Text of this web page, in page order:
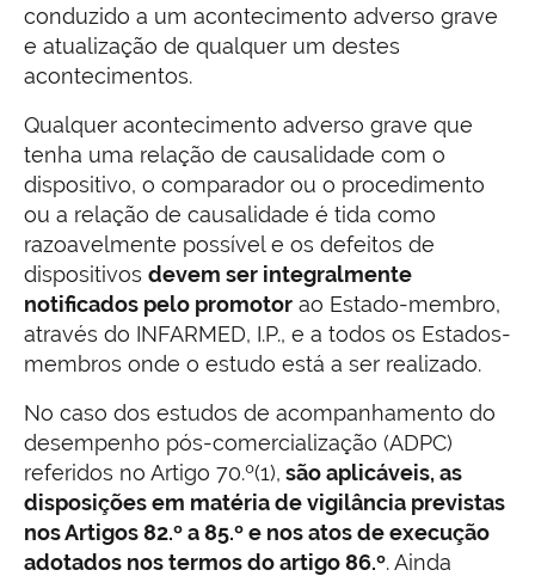
conduzido a um acontecimento adverso grave
e atualização de qualquer um destes
acontecimentos.
Qualquer acontecimento adverso grave que
tenha uma relação de causalidade com o
dispositivo, o comparador ou o procedimento
ou a relação de causalidade é tida como
razoavelmente possível e os defeitos de
dispositivos devem ser integralmente
notificados pelo promotor ao Estado-membro,
através do INFARMED, I.P., e a todos os Estados-
membros onde o estudo está a ser realizado.
No caso dos estudos de acompanhamento do
desempenho pós-comercialização (ADPC)
referidos no Artigo 70.º(1), são aplicáveis, as
disposições em matéria de vigilância previstas
nos Artigos 82.º a 85.º e nos atos de execução
adotados nos termos do artigo 86.º. Ainda